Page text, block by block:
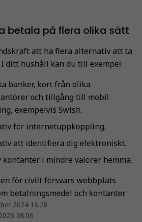
betala på flera olika sätt
att ha flera alternativ att ta
ditt hushåll kan du till exempel:
banker, kort från olika
och tillgång till mobil
exempelvis Swish.
för internetuppkoppling.
att identifiera dig elektroniskt.
kontanter i mindre valörer hemma.
för civilt försvars webbplats
betalningsmedel och kontanter.
2024 16.28
08.06